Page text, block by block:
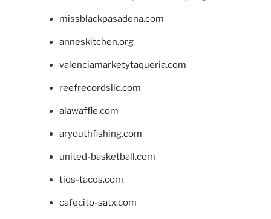
missblackpasadena.com
anneskitchen.org
valenciamarketytaqueria.com
reefrecordsllc.com
alawaffle.com
aryouthfishing.com
united-basketball.com
tios-tacos.com
cafecito-satx.com